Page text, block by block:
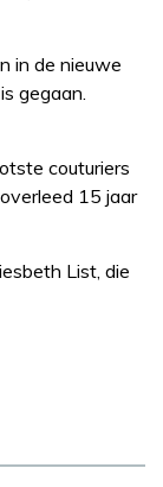
in de nieuwe
gegaan.
couturiers
15 jaar
List, die